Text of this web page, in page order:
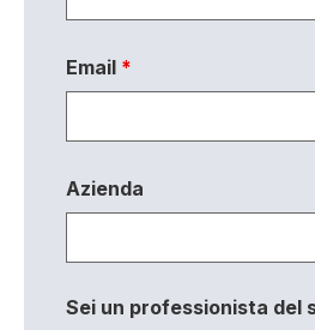
Email *
Azienda
Sei un professionista del